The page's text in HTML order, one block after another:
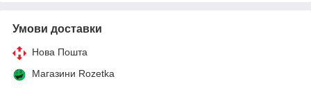
Умови доставки
Нова Пошта
Магазини Rozetka